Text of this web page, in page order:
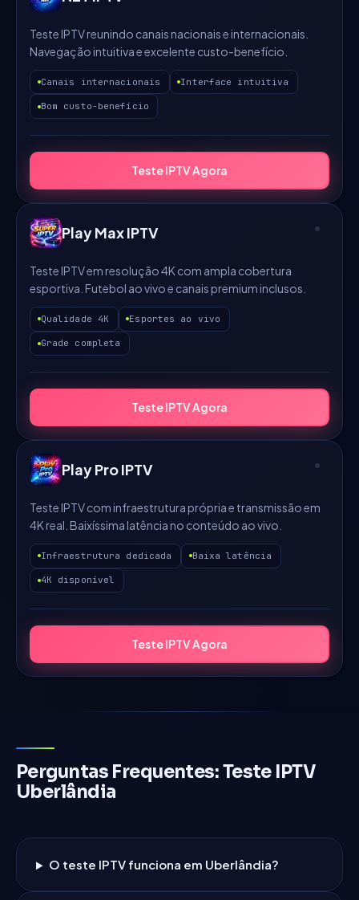
Teste IPTV reunindo canais nacionais e internacionais.
Navegação intuitiva e excelente custo-benefício.
Canais internacionais Interface intuitiva
Bom custo-benefício
Teste IPTV Agora
Play Max IPTV
Teste IPTV em resolução 4K com ampla cobertura
esportiva. Futebol ao vivo e canais premium inclusos.
Qualidade 4K Esportes ao vivo
Grade completa
Teste IPTV Agora
Play Pro IPTV
Teste IPTV com infraestrutura própria e transmissão em
4K real. Baixíssima latência no conteúdo ao vivo.
Infraestrutura dedicada Baixa latência
4K disponível
Teste IPTV Agora
Perguntas Frequentes: Teste IPTV
Uberlândia
O teste IPTV funciona em Uberlândia?